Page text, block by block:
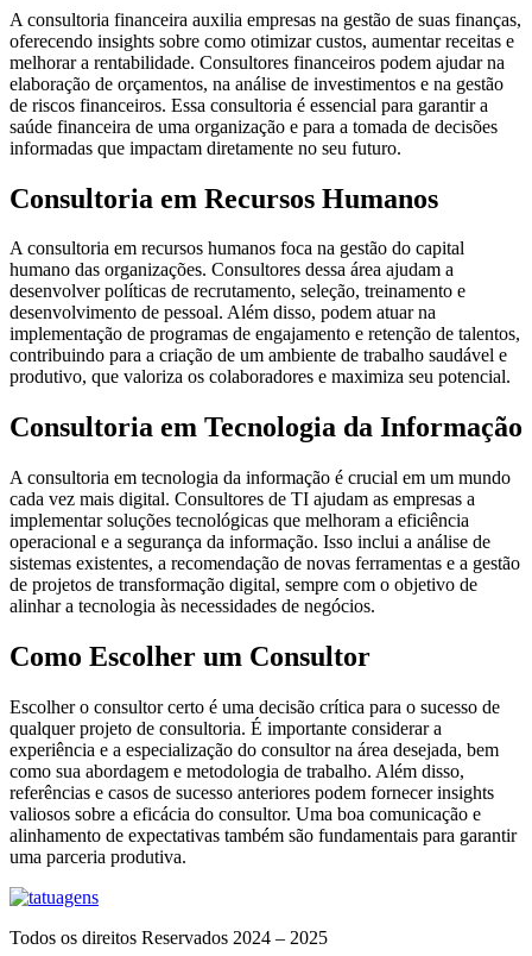
A consultoria financeira auxilia empresas na gestão de suas finanças,
oferecendo insights sobre como otimizar custos, aumentar receitas e
melhorar a rentabilidade. Consultores financeiros podem ajudar na
elaboração de orçamentos, na análise de investimentos e na gestão
de riscos financeiros. Essa consultoria é essencial para garantir a
saúde financeira de uma organização e para a tomada de decisões
informadas que impactam diretamente no seu futuro.
Consultoria em Recursos Humanos
A consultoria em recursos humanos foca na gestão do capital
humano das organizações. Consultores dessa área ajudam a
desenvolver políticas de recrutamento, seleção, treinamento e
desenvolvimento de pessoal. Além disso, podem atuar na
implementação de programas de engajamento e retenção de talentos,
contribuindo para a criação de um ambiente de trabalho saudável e
produtivo, que valoriza os colaboradores e maximiza seu potencial.
Consultoria em Tecnologia da Informação
A consultoria em tecnologia da informação é crucial em um mundo
cada vez mais digital. Consultores de TI ajudam as empresas a
implementar soluções tecnológicas que melhoram a eficiência
operacional e a segurança da informação. Isso inclui a análise de
sistemas existentes, a recomendação de novas ferramentas e a gestão
de projetos de transformação digital, sempre com o objetivo de
alinhar a tecnologia às necessidades de negócios.
Como Escolher um Consultor
Escolher o consultor certo é uma decisão crítica para o sucesso de
qualquer projeto de consultoria. É importante considerar a
experiência e a especialização do consultor na área desejada, bem
como sua abordagem e metodologia de trabalho. Além disso,
referências e casos de sucesso anteriores podem fornecer insights
valiosos sobre a eficácia do consultor. Uma boa comunicação e
alinhamento de expectativas também são fundamentais para garantir
uma parceria produtiva.
Todos os direitos Reservados 2024 – 2025